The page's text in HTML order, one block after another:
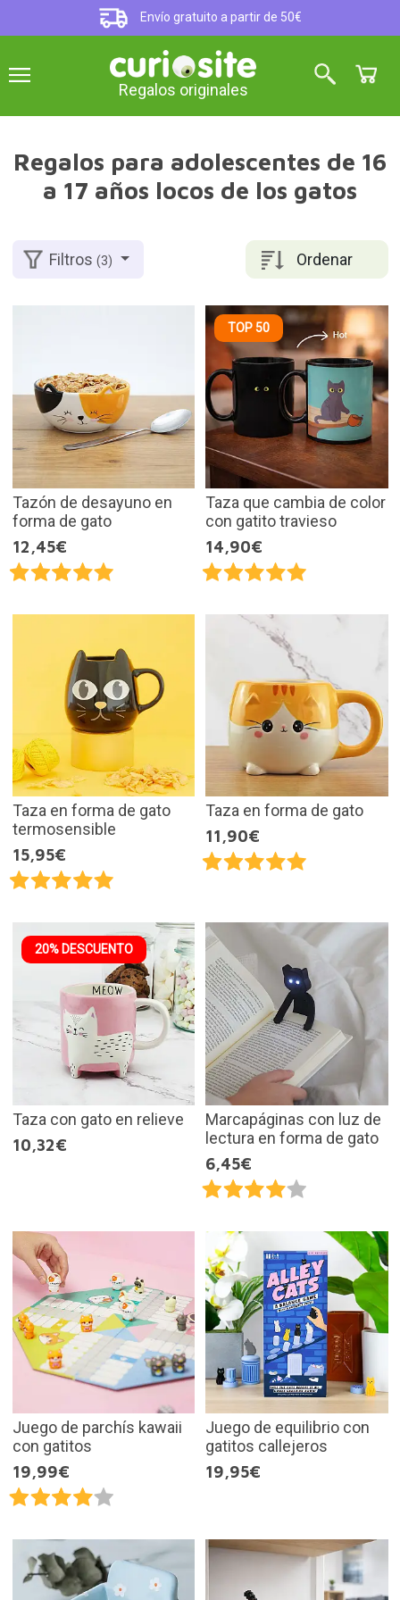
Envío gratuito a partir de 50€
Regalos originales
Regalos para adolescentes de 16
a 17 años locos de los gatos
Ordenar
Filtros(3)
Tazón de desayuno en
forma de gato
12,45€
TOP 50
Taza que cambia de color
con gatito travieso
14,90€
Taza en forma de gato
termosensible
15,95€
Taza en forma de gato
11,90€
20% DESCUENTO
Taza con gato en relieve
10,32€
Marcapáginas con luz de
lectura en forma de gato
6,45€
Juego de parchís kawaii
con gatitos
19,99€
Juego de equilibrio con
gatitos callejeros
19,95€